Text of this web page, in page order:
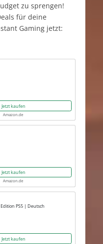
zu sprengen!
für deine
Gaming jetzt:
Jetzt kaufen
Amazon.de
Jetzt kaufen
Amazon.de
PS5 | Deutsch
Jetzt kaufen